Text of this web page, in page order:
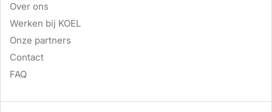
Over ons
Werken bij KOEL
Onze partners
Contact
FAQ